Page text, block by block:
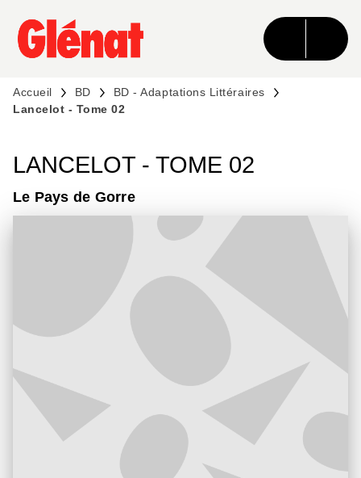
MENU RECHERCHE CONTENU
PIED DE PAGE
Accueil BD
BD - Adaptations Littéraires
Lancelot - Tome 02
LANCELOT - TOME 02
Le Pays de Gorre